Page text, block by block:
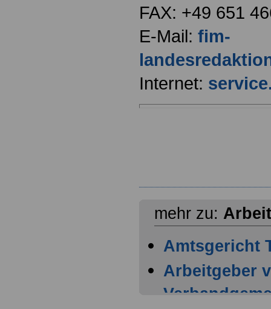
FAX: +49 651
E-Mail: fim-
Internet:
mehr zu:
Amtsgericht
Arbeitgeber